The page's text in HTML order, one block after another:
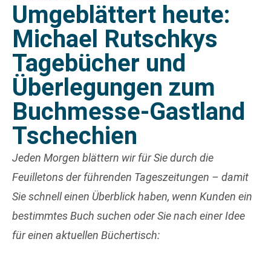
Umgeblättert heute:
Michael Rutschkys
Tagebücher und
Überlegungen zum
Buchmesse-Gastland
Tschechien
Jeden Morgen blättern wir für Sie durch die
Feuilletons der führenden Tageszeitungen – damit
Sie schnell einen Überblick haben, wenn Kunden ein
bestimmtes Buch suchen oder Sie nach einer Idee
für einen aktuellen Büchertisch: